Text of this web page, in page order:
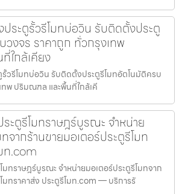
ประตูรั้วรีโมทบ่อวิน รับติดตั้งประตู
วงจร ราคาถูก ทั่วกรุงเทพ
ใกล้เคียง
วรีโมทบ่อวิน รับติดตั้งประตูรีโมทอัตโนมัติครบ
พ ปริมณฑล และพื้นที่ใกล้เคี
ะตูรีโมทราษฎร์บูรณะ จำหน่าย
จากร้านขายมอเตอร์ประตูรีโมท
ท.com
มทราษฎร์บูรณะ จำหน่ายมอเตอร์ประตูรีโมทจาก
มทราคาส่ง ประตูรีโมท.com — บริการรั